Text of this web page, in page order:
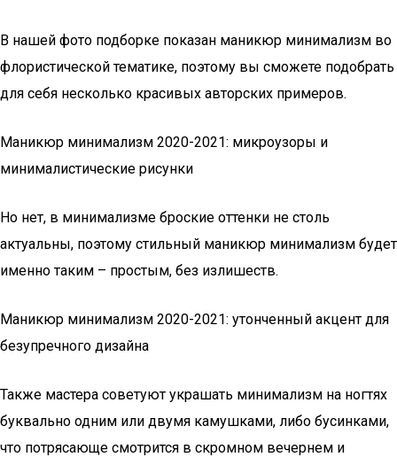
В нашей фото подборке показан маникюр минимализм во
флористической тематике, поэтому вы сможете подобрать
для себя несколько красивых авторских примеров.
Маникюр минимализм 2020-2021: микроузоры и
минималистические рисунки
Но нет, в минимализме броские оттенки не столь
актуальны, поэтому стильный маникюр минимализм будет
именно таким – простым, без излишеств.
Маникюр минимализм 2020-2021: утонченный акцент для
безупречного дизайна
Также мастера советуют украшать минимализм на ногтях
буквально одним или двумя камушками, либо бусинками,
что потрясающе смотрится в скромном вечернем и